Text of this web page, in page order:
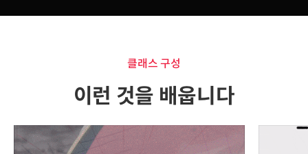
클래스 구성
이런 것을 배웁니다